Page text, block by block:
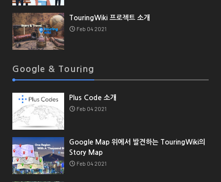
TouringWiki 프로젝트 소개
Feb 04 2021
Google & Touring
Plus Code 소개
Feb 04 2021
Google Map 위에서 발견하는 TouringWiki의
Story Map
Feb 04 2021